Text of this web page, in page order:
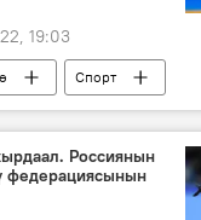
19:03
Спорт
олимпиада
Камила Валиева
Россиянын
федерациясынын